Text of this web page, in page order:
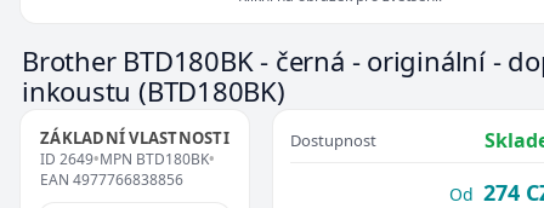
Brother BTD180BK - černá - originální -
inkoustu(BTD180BK)
ZÁKLADNÍ VLASTNOSTI
ID 2649•MPN BTD180BK•
EAN 4977766838856
Dostupnost
Od 274